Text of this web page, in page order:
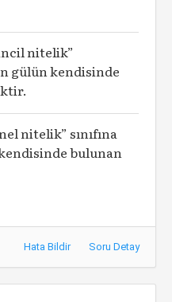
nitelik”
gülün kendisinde
nitelik” sınıfına
bulunan
Hata Bildir Soru Detay